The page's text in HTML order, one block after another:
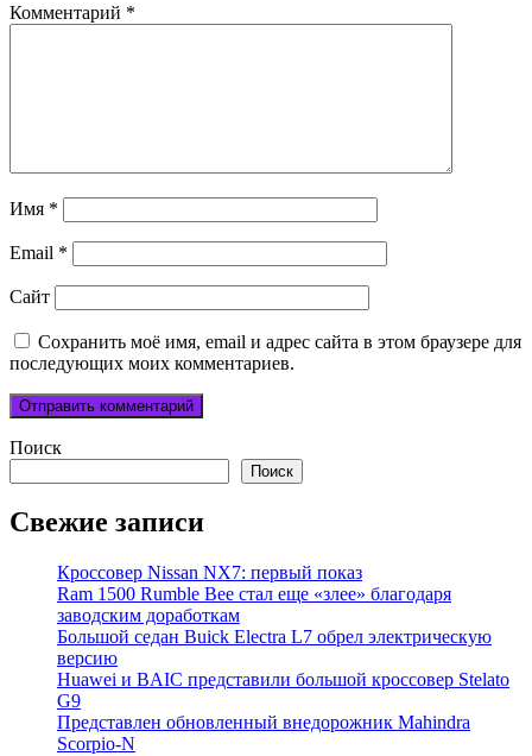
Комментарий *
Имя *
Email *
Сайт
Сохранить моё имя, email и адрес сайта в этом браузере для
последующих моих комментариев.
Поиск
Поиск
Свежие записи
Кроссовер Nissan NX7: первый показ
Ram 1500 Rumble Bee стал еще «злее» благодаря
заводским доработкам
Большой седан Buick Electra L7 обрел электрическую
версию
Huawei и BAIC представили большой кроссовер Stelato
G9
Представлен обновленный внедорожник Mahindra
Scorpio-N